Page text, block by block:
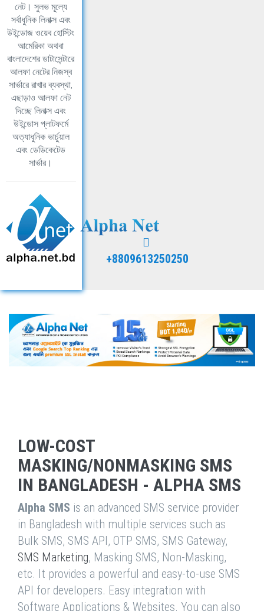
নেট। সুলভ মূল্যে
সর্বাধুনিক লিনাক্স এবং
উইন্ডোজ ওয়েব হোস্টিং
আমেরিকা অথবা
বাংলাদেশের ডাটাসেন্টারে
আলফা নেটের নিজস্ব
সার্ভারে রাখার ব্যবস্থা,
এছাড়াও আলফা নেট
দিচ্ছে লিনাক্স এবং
উইন্ডোস প্লাটফর্মে
অত্যাধুনিক ভার্চুয়াল
এবং ডেডিকেটেড
সার্ভার।
+8809613250250
LOW-COST
MASKING/NONMASKING SMS
IN BANGLADESH - ALPHA SMS
Alpha SMS is an advanced SMS service provider
in Bangladesh with multiple services such as
Bulk SMS, SMS API, OTP SMS, SMS Gateway,
SMS Marketing, Masking SMS, Non-Masking,
etc. It provides a powerful and easy-to-use SMS
API for developers. Easy integration with
Software Applications & Websites. You can also